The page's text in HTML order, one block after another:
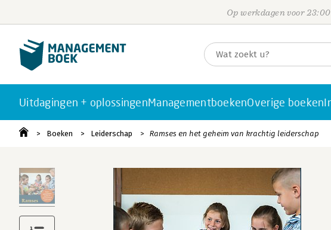
Op werkdagen voor
Uitdagingen + oplossingenManagementboekenOverige boeken
Boeken Leiderschap Ramses en het geheim van krachtig leiderschap